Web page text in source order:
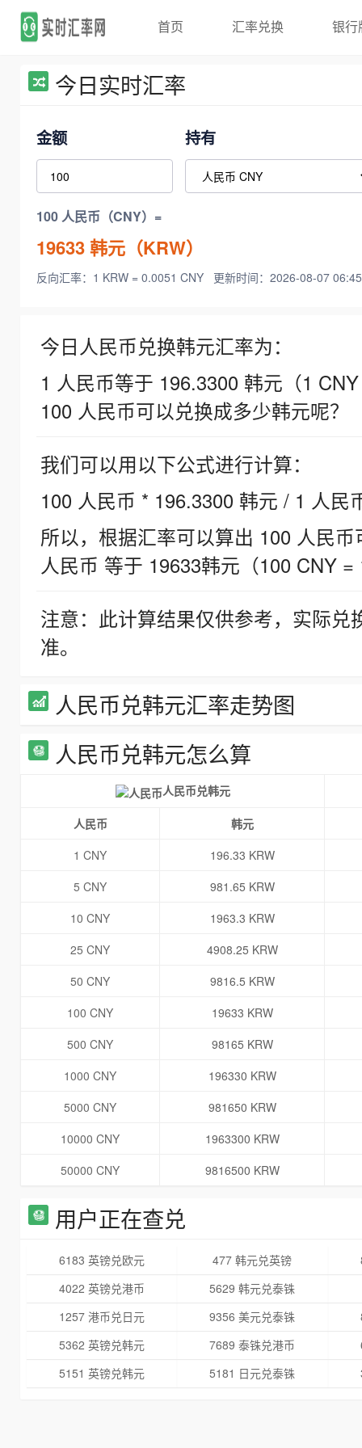
首页 汇率兑换 银行
今日实时汇率
金额 持有
100 人民币（CNY）=
19633韩元（KRW）
反向汇率：1 KRW = 0.0051 CNY 更新时间：2026-08-07
今日人民币兑换韩元汇率为：
1 人民币等于 196.3300 韩元（1
100 人民币可以兑换成多少韩元呢？
我们可以用以下公式进行计算：
100 人民币 * 196.3300 韩元 / 1 人民
所以，根据汇率可以算出 100 人民
人民币 等于 19633韩元（100 CNY =
注意：此计算结果仅供参考，实际
准。
人民币兑韩元汇率走势图
人民币兑韩元怎么算
人民币兑韩元
人民币
韩元
1 CNY
196.33 KRW
5 CNY
981.65 KRW
10 CNY
1963.3 KRW
25 CNY
4908.25 KRW
50 CNY
9816.5 KRW
100 CNY
19633 KRW
500 CNY
98165 KRW
1000 CNY
196330 KRW
5000 CNY
981650 KRW
10000 CNY
1963300 KRW
50000 CNY
9816500 KRW
用户正在查兑
6183 英镑兑欧元 477 韩元兑英镑
4022 英镑兑港币
5629 韩元兑泰铢
1257 港币兑日元
9356 美元兑泰铢
5362 英镑兑韩元
7689 泰铢兑港币
5151 英镑兑韩元
5181 日元兑泰铢